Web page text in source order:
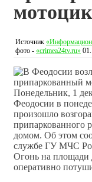
Источник
фото - «crimea24tv.ru»
Понедельник, 1
Феодосии в
произошло
припаркованного
домом. Об этом
службе ГУ МЧС
Огонь на площади
оперативно